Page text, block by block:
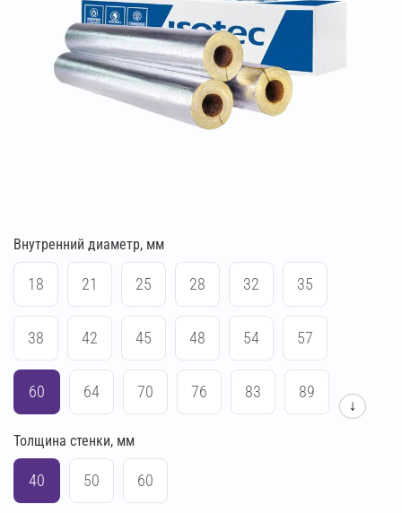
Внутренний диаметр, мм
18 21 25 28 32 35
38 42 45 48 54 57
60 64 70 76 83 89
102 108
169 194 219
↓
Толщина стенки, мм
40 50 60